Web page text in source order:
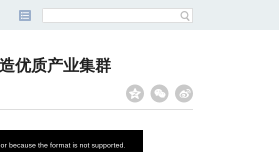
优质产业集群
because the format is not supported.